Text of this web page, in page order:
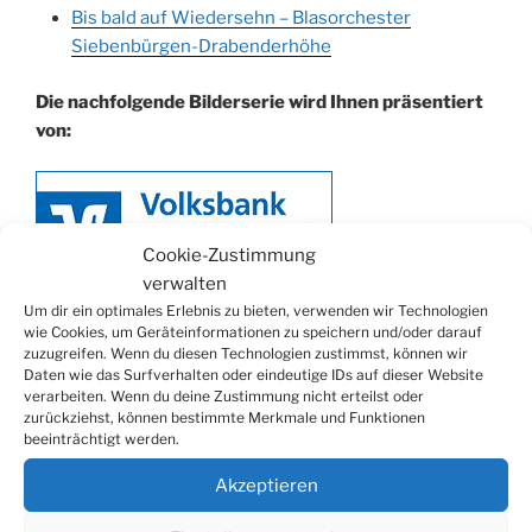
Cookie-Zustimmung
verwalten
Um dir ein optimales Erlebnis zu bieten, verwenden wir Technologien
wie Cookies, um Geräteinformationen zu speichern und/oder darauf
zuzugreifen. Wenn du diesen Technologien zustimmst, können wir
Daten wie das Surfverhalten oder eindeutige IDs auf dieser Website
verarbeiten. Wenn du deine Zustimmung nicht erteilst oder
zurückziehst, können bestimmte Merkmale und Funktionen
beeinträchtigt werden.
Akzeptieren
Bis bald auf Wiedersehn – Blasorchester
Siebenbürgen-Drabenderhöhe
Die nachfolgende Bilderserie wird Ihnen präsentiert
von: